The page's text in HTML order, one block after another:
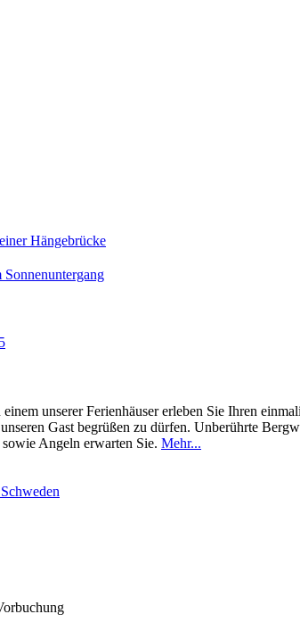
unserer Ferienhäuser erleben Sie Ihren
Gast begrüßen zu dürfen. Unberührte
Angeln erwarten Sie. Mehr...